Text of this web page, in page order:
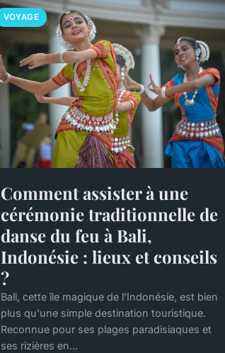
VOYAGE
Comment assister à une
cérémonie traditionnelle de
danse du feu à Bali,
Indonésie : lieux et conseils
?
Bali, cette île magique de l'Indonésie, est bien
plus qu'une simple destination touristique.
Reconnue pour ses plages paradisiaques et
ses rizières en...